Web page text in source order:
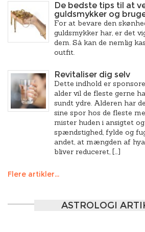
De bedste tips til at
guldsmykker og
For at bevare den
guldsmykker har, er det
dem. Så kan de nemlig
outfit.
Revitaliser dig selv
Dette indhold er
alder vil de fleste gerne
sundt ydre. Alderen har
sine spor hos de fleste
mister huden i ansigtet
spændstighed, fylde og
andet, at mængden af
bliver reduceret, […]
Flere artikler...
ASTROLOGI